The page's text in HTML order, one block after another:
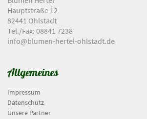
Hauptstraße 12
82441 Ohlstadt
Tel./Fax: 08841 7238
info@blumen-hertel-ohlstadt.de
Allgemeines
Impressum
Datenschutz
Unsere Partner